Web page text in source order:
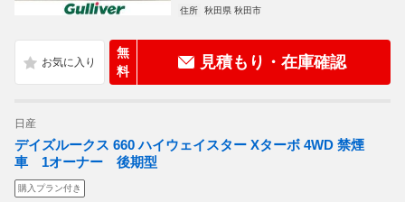
住所
秋田県 秋田市
無
料
見積もり・在庫確認
日産
デイズルークス 660 ハイウェイスター Xターボ 4WD 禁煙
車 1オーナー 後期型
購入プラン付き